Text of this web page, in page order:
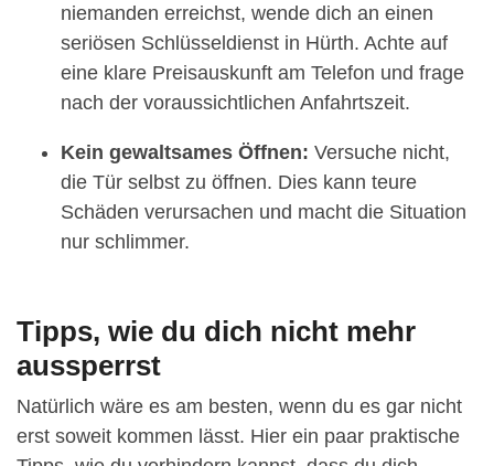
niemanden erreichst, wende dich an einen
seriösen Schlüsseldienst in Hürth. Achte auf
eine klare Preisauskunft am Telefon und frage
nach der voraussichtlichen Anfahrtszeit.
Kein gewaltsames Öffnen: Versuche nicht,
die Tür selbst zu öffnen. Dies kann teure
Schäden verursachen und macht die Situation
nur schlimmer.
Tipps, wie du dich nicht mehr
aussperrst
Natürlich wäre es am besten, wenn du es gar nicht
erst soweit kommen lässt. Hier ein paar praktische